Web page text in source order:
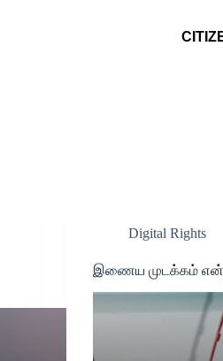
Digital Rights
இணைய முடக்கம்